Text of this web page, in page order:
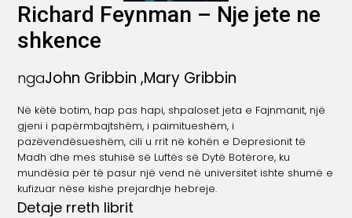
Richard Feynman – Nje jete ne
shkence
ngaJohn Gribbin ,Mary Gribbin
Në këtë botim, hap pas hapi, shpaloset jeta e Fajnmanit, një
gjeni i papërmbajtshëm, i paimitueshëm, i
pazëvendësueshëm, cili u rrit në kohën e Depresionit të
Madh dhe mes stuhisë së Luftës së Dytë Botërore, ku
mundësia për të pasur një vend në universitet ishte shumë e
kufizuar nëse kishe prejardhje hebreje.
Detaje rreth librit